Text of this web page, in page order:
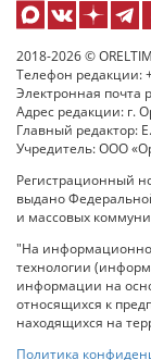
2018-2026 ©
Телефон редакции:
Электронная почта
Адрес редакции: г.
Главный редактор:
Учредитель: ООО
Регистрационный
выдано
и массовых
"На
технологии
информации на
относящихся к
находящихся на
Политика